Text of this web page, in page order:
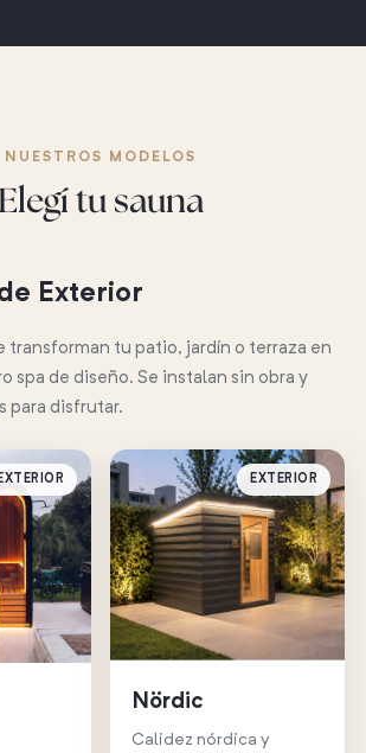
NUESTROS MODELOS
Elegí tu sauna
Exterior
transforman tu patio, jardín o terraza en
spa de diseño. Se instalan sin obra y
para disfrutar.
EXTERIOR EXTERIOR
Nördic
Calidez nórdica y